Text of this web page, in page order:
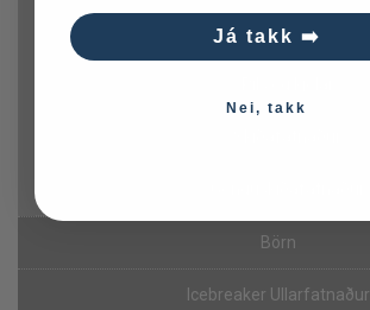
Sokkar
Börn
Icebreaker Ullarfatnaður
Já takk ➡️
Nei, takk